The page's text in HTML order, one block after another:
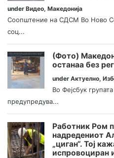
under Видео, Македонија
Соопштение на СДСМ Во Ново
соц...
(Фото)
останаа без
under Актуелно,
Во Фејсбук
предупредува...
Работник Ром
надредениот
„циган“. Тој
испровоциран